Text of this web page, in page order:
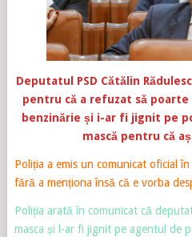
Deputatul PSD Cătălin
pentru că a refuzat să
benzinărie și i-ar fi jignit pe
mască pentru că
Poliția a emis un comunicat oficial
fără a menționa însă că e vorba
Poliția arată în comunicat că
masca și l-ar fi jignit pe agentul de